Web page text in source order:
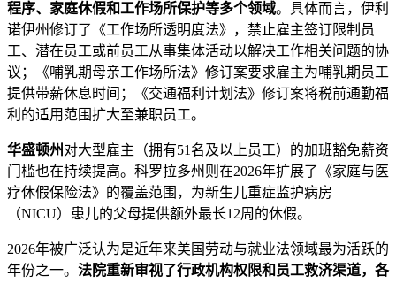
程序、家庭休假和工作场所保护等多个领域。具体而言，伊利
诺伊州修订了《工作场所透明度法》，禁止雇主签订限制员
工、潜在员工或前员工从事集体活动以解决工作相关问题的协
议；《哺乳期母亲工作场所法》修订案要求雇主为哺乳期员工
提供带薪休息时间；《交通福利计划法》修订案将税前通勤福
利的适用范围扩大至兼职员工。
华盛顿州对大型雇主（拥有51名及以上员工）的加班豁免薪资
门槛也在持续提高。科罗拉多州则在2026年扩展了《家庭与医
疗休假保险法》的覆盖范围，为新生儿重症监护病房
（NICU）患儿的父母提供额外最长12周的休假。
2026年被广泛认为是近年来美国劳动与就业法领域最为活跃的
年份之一。 法院重新审视了行政机构权限和员工救济渠道，各